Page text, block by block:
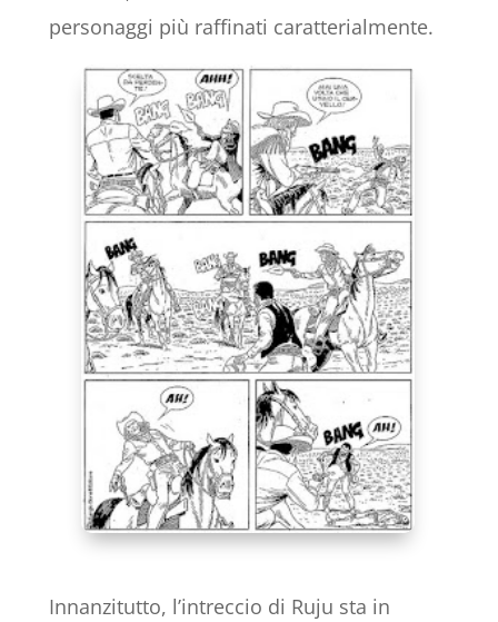
personaggi più raffinati caratterialmente.
Innanzitutto, l’intreccio di Ruju sta in